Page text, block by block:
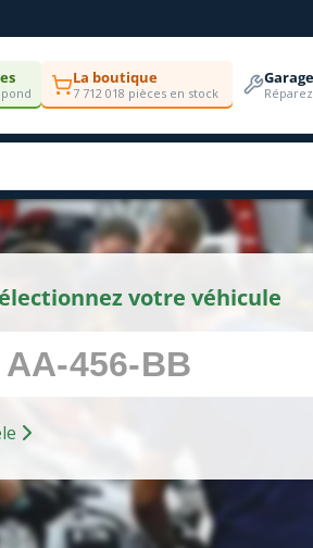
La boutique
7 712 018 pièces en stock
votre véhicule